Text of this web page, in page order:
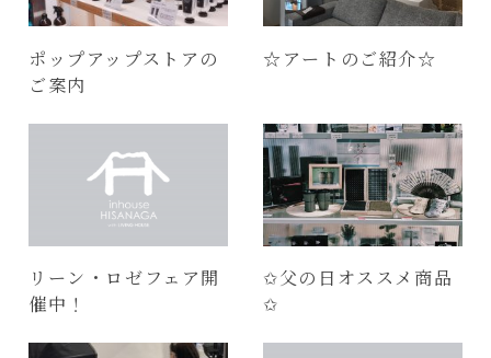
ポップアップストアの
ご案内
☆アートのご紹介☆
リーン・ロゼフェア開
催中！
✩父の日オススメ商品
✩